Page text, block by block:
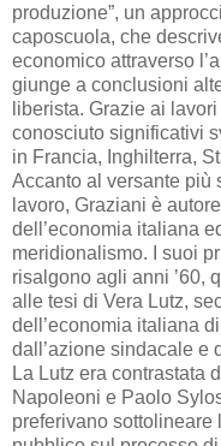
produzione”, un
caposcuola, che
economico attraverso
giunge a conclusioni
liberista. Grazie ai
conosciuto significativi
in Francia, Inghilterra,
Accanto al versante più
lavoro, Graziani è
dell’economia italiana
meridionalismo. I suoi
risalgono agli anni ’60,
alle tesi di Vera Lutz,
dell’economia italiana
dall’azione sindacale e
La Lutz era contrastata
Napoleoni e Paolo
preferivano sottolineare